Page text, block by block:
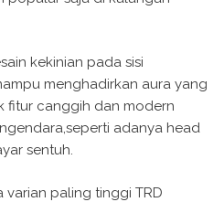
kekinian pada sisi
menghadirkan aura yang
fitur canggih dan modern
adanya head
sentuh.
varian paling tinggi TRD